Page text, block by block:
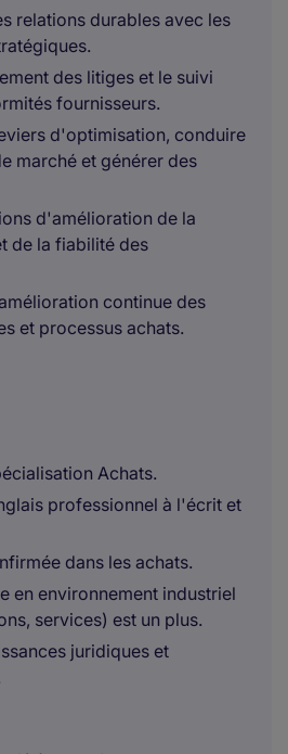
relations durables avec les
des litiges et le suivi
fournisseurs.
d'optimisation, conduire
marché et générer des
d'amélioration de la
de la fiabilité des
continue des
et processus achats.
Achats.
professionnel à l'écrit et
dans les achats.
en environnement industriel
services) est un plus.
juridiques et